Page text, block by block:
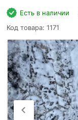
Есть в наличии
Код товара: 1171